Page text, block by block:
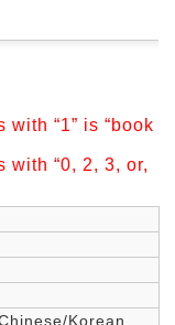
“1” is “book
with “0, 2, 3, or,
Korean